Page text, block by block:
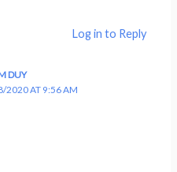
Log in to Reply
DUY
2020 AT 9:56 AM